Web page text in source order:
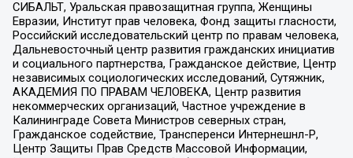
СИБАЛЬТ, Уральская правозащитная группа, Женщины
Евразии, Институт прав человека, Фонд защиты гласности,
Российский исследовательский центр по правам человека,
Дальневосточный центр развития гражданских инициатив
и социального партнерства, Гражданское действие, Центр
независимых социологических исследований, Сутяжник,
АКАДЕМИЯ ПО ПРАВАМ ЧЕЛОВЕКА, Центр развития
некоммерческих организаций, Частное учреждение в
Калининграде Совета Министров северных стран,
Гражданское содействие, Трансперенси Интернешнл-Р,
Центр Защиты Прав Средств Массовой Информации,